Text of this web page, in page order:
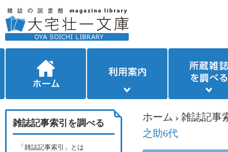
ホーム
雑誌記事
之助6代
雑誌記事索引を調べる
「雑誌記事索引」とは